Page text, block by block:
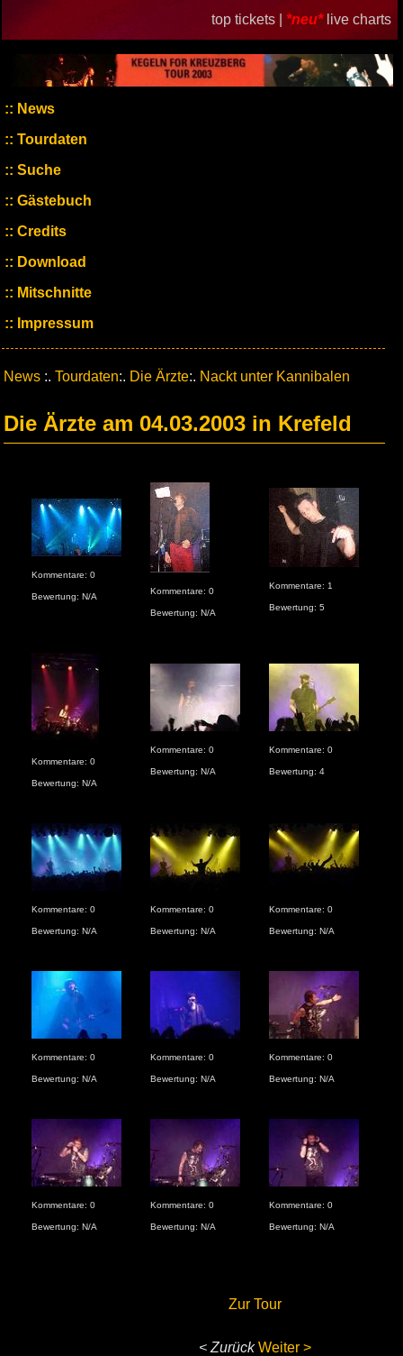
top tickets | *neu* live charts
News
Tourdaten
Suche
Gästebuch
Credits
Download
Mitschnitte
Impressum
News :. Tourdaten:. Die Ärzte:. Nackt unter Kannibalen
Die Ärzte am 04.03.2003 in Krefeld
Kommentare: 0
Bewertung: N/A
Kommentare: 0
Bewertung: N/A
Kommentare: 1
Bewertung: 5
Kommentare: 0
Bewertung: N/A
Kommentare: 0
Bewertung: N/A
Kommentare: 0
Bewertung: 4
Kommentare: 0
Bewertung: N/A
Kommentare: 0
Bewertung: N/A
Kommentare: 0
Bewertung: N/A
Kommentare: 0
Bewertung: N/A
Kommentare: 0
Bewertung: N/A
Kommentare: 0
Bewertung: N/A
Kommentare: 0
Bewertung: N/A
Kommentare: 0
Bewertung: N/A
Kommentare: 0
Bewertung: N/A
Zur Tour
< ZurückWeiter >